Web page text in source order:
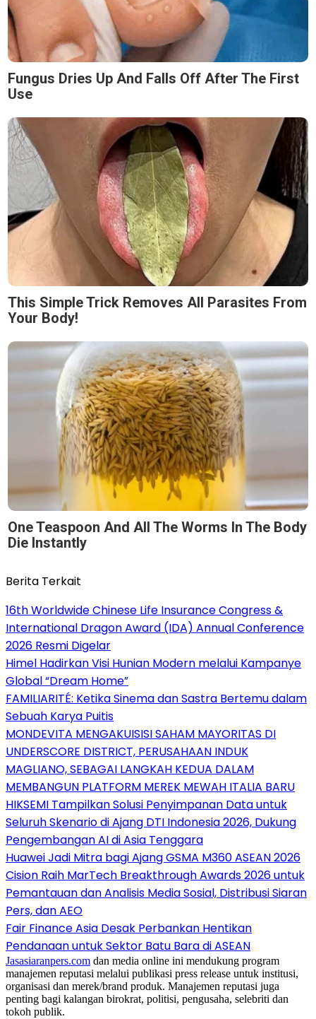
Fungus Dries Up And Falls Off After The First
Use
This Simple Trick Removes All Parasites From
Your Body!
One Teaspoon And All The Worms In The Body
Die Instantly
Berita Terkait
16th Worldwide Chinese Life Insurance Congress &
International Dragon Award (IDA) Annual Conference
2026 Resmi Digelar
Himel Hadirkan Visi Hunian Modern melalui Kampanye
Global “Dream Home”
FAMILIARITÉ: Ketika Sinema dan Sastra Bertemu dalam
Sebuah Karya Puitis
MONDEVITA MENGAKUISISI SAHAM MAYORITAS DI
UNDERSCORE DISTRICT, PERUSAHAAN INDUK
MAGLIANO, SEBAGAI LANGKAH KEDUA DALAM
MEMBANGUN PLATFORM MEREK MEWAH ITALIA BARU
HIKSEMI Tampilkan Solusi Penyimpanan Data untuk
Seluruh Skenario di Ajang DTI Indonesia 2026, Dukung
Pengembangan AI di Asia Tenggara
Huawei Jadi Mitra bagi Ajang GSMA M360 ASEAN 2026
Cision Raih MarTech Breakthrough Awards 2026 untuk
Pemantauan dan Analisis Media Sosial, Distribusi Siaran
Pers, dan AEO
Fair Finance Asia Desak Perbankan Hentikan
Pendanaan untuk Sektor Batu Bara di ASEAN
Jasasiaranpers.com dan media online ini mendukung program
manajemen reputasi melalui publikasi press release untuk institusi,
organisasi dan merek/brand produk. Manajemen reputasi juga
penting bagi kalangan birokrat, politisi, pengusaha, selebriti dan
tokoh publik.